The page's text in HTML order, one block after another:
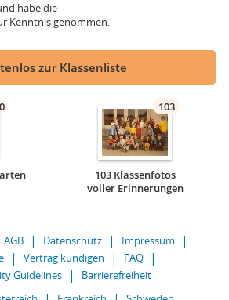
habe die
Kenntnis genommen.
zur Klassenliste
103
103 Klassenfotos
voller Erinnerungen
AGB Datenschutz
Impressum
Vertrag kündigen
FAQ
Guidelines
Barrierefreiheit